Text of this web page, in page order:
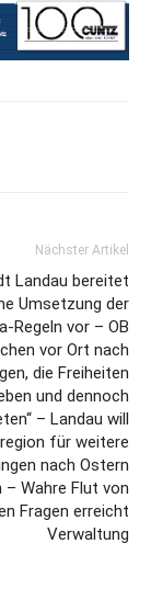
Nächster Artikel
Landau bereitet
Umsetzung der
Regeln vor – OB
vor Ort nach
die Freiheiten
und dennoch
– Landau will
für weitere
nach Ostern
– Wahre Flut von
Fragen erreicht
Verwaltung